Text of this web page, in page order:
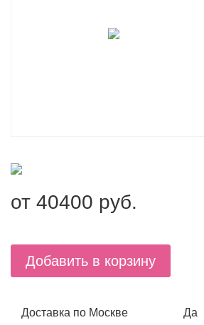
от 40400 руб.
Добавить в корзину
Доставка по Москве Да